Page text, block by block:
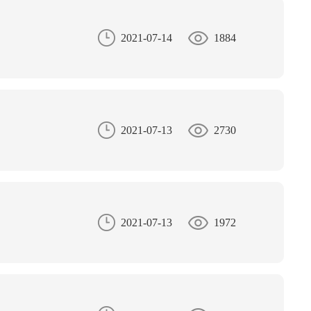
2021-07-14 1884
2021-07-13 2730
2021-07-13 1972